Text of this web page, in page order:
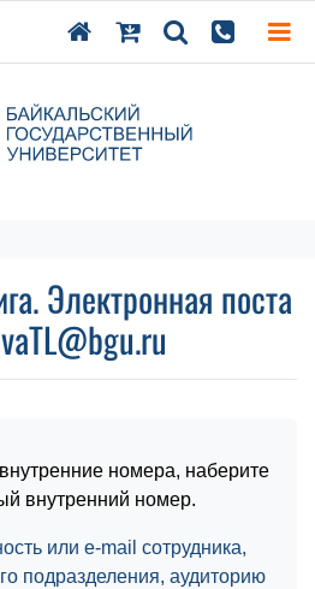
Электронная поста
номера, наберите
внутренний номер.
или e-mail сотрудника,
подразделения, аудиторию